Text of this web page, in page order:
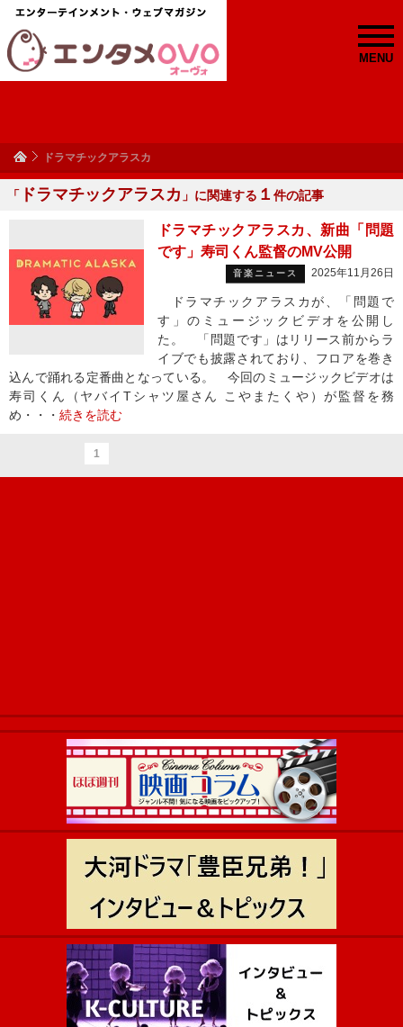
MENU
ドラマチックアラスカ
「 ドラマチックアラスカ 」に関連する １ 件の記事
ドラマチックアラスカ、新曲「問題
です」寿司くん監督のMV公開
音楽ニュース 2025年11月26日
ドラマチックアラスカが、「問題で
す」のミュージックビデオを公開し
た。 「問題です」はリリース前からラ
イブでも披露されており、フロアを巻き
込んで踊れる定番曲となっている。 今回のミュージックビデオは
寿司くん（ヤバイTシャツ屋さん こやまたくや）が監督を務
め・・・ 続きを読む
1